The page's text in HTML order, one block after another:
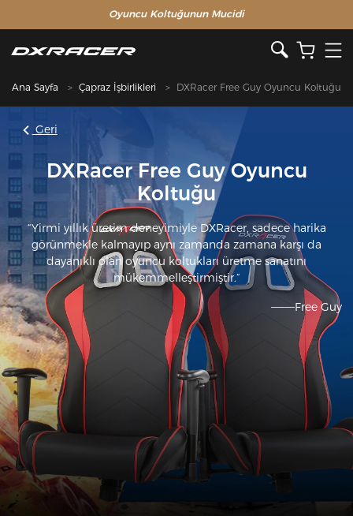
Oyuncu Koltuğunun Mucidi
Ana Sayfa Çapraz İşbirlikleri DXRacer Free Guy Oyuncu Koltuğu
Geri
DXRacer Free Guy Oyuncu
Koltuğu
“Yirmi yıllık üretim deneyimiyle DXRacer, sadece harika
görünmekle kalmayıp aynı zamanda zamana karşı da
dayanıklı olan oyuncu koltukları üretme sanatını
mükemmelleştirmiştir.”
———Free Guy